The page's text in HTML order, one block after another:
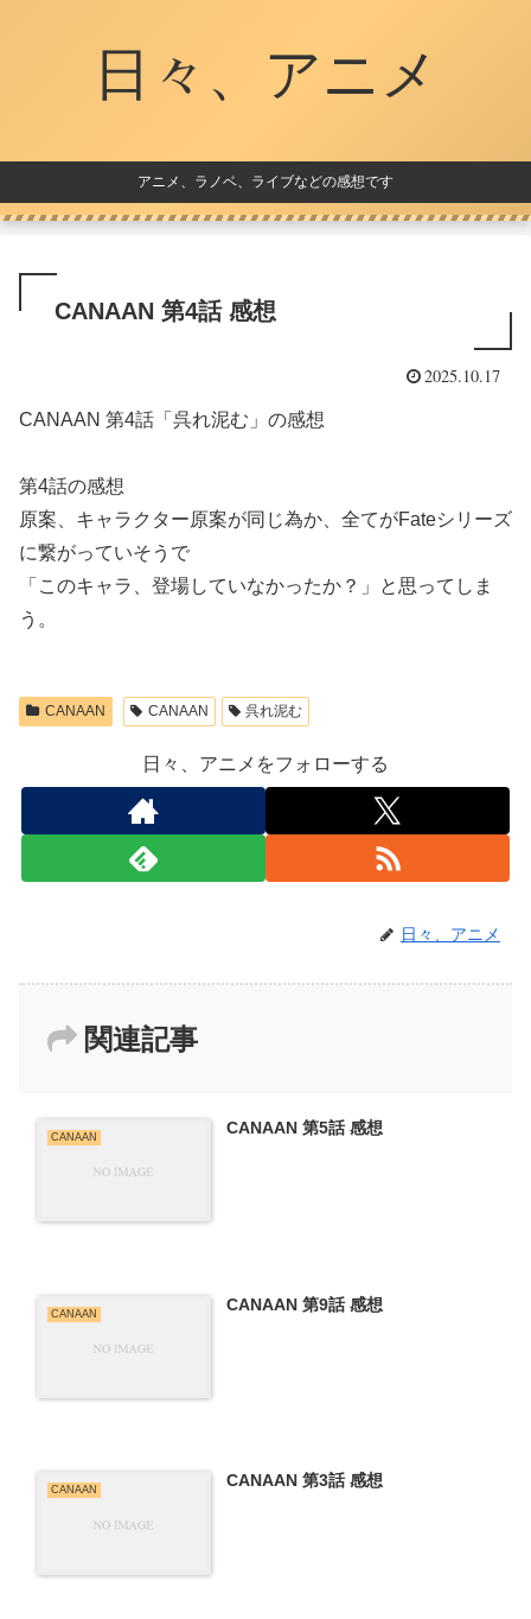
日々、アニメ
アニメ、ラノベ、ライブなどの感想です
CANAAN 第4話 感想
2025.10.17
CANAAN 第4話「呉れ泥む」の感想
第4話の感想
原案、キャラクター原案が同じ為か、全てがFateシリーズ
に繋がっていそうで
「このキャラ、登場していなかったか？」と思ってしま
う。
CANAAN CANAAN 呉れ泥む
日々、アニメをフォローする
日々、アニメ
関連記事
CANAAN CANAAN 第5話 感想
CANAAN CANAAN 第9話 感想
CANAAN CANAAN 第3話 感想